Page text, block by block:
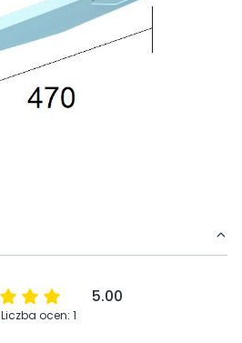
5.00
Liczba ocen: 1